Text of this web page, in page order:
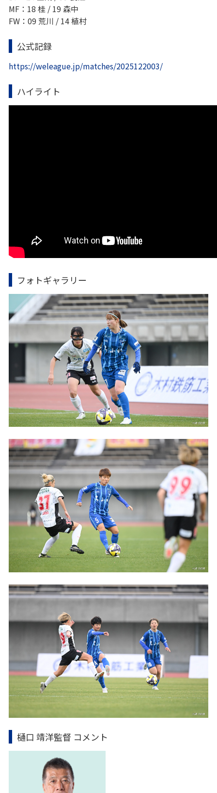
MF：18 桂 / 19 森中
FW：09 荒川 / 14 植村
公式記録
https://weleague.jp/matches/2025122003/
ハイライト
フォトギャラリー
樋口 靖洋監督 コメント